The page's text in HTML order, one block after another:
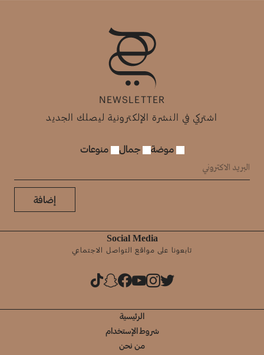
NEWSLETTER
اشتركي في النشرة الإلكترونية ليصلك الجديد
موضة جمال منوعات
إضافة
Social Media
تابعونا على مواقع التواصل الاجتماعي
الرئيسية
شروط الإستخدام
من نحن